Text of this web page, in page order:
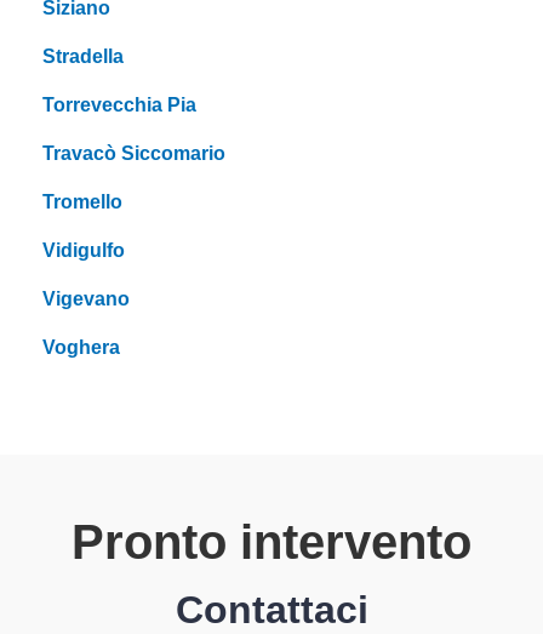
Siziano
Stradella
Torrevecchia Pia
Travacò Siccomario
Tromello
Vidigulfo
Vigevano
Voghera
Pronto intervento
Contattaci